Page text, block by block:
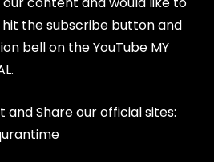
the subscribe button and
bell on the YouTube MY
and Share our official sites: